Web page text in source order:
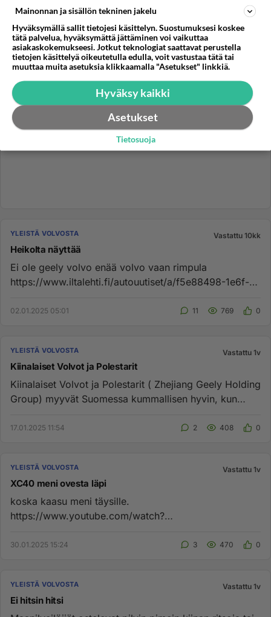
YLEISTÄ VOLVOSTA Vastattu 10kk
Heikolta näyttää
Ei ole geely volvo enää volvo vaan rimpula
https://www.iltalehti.fi/autouutiset/a/f5e88498-1e6f-
02.01.2025 05:01 11 769 0
YLEISTÄ VOLVOSTA Vastattu 1v
Kiinalaiset Volvot ja Polestarit
Kiinalaiset Volvot ja Polestarit ( Zhejiang Geely Holding
Group) myyvät Suomessa kummallisen hyvin, kun
17.01.2025 11:54 2 408 0
YLEISTÄ VOLVOSTA Vastattu 1v
XC40 meni ovesta läpi
koska kaasu meni täysille.
https://www.youtube.com/watch?
https://www.youtu...
30.01.2025 15:24 3 470 0
YLEISTÄ VOLVOSTA Vastattu 1v
Ei hitsin hitsi
Mainonnan ja sisällön tekninen jakelu
Hyväksymällä sallit tietojesi käsittelyn. Suostumuksesi koskee
tätä palvelua, hyväksymättä jättäminen voi vaikuttaa
asiakaskokemukseesi. Jotkut teknologiat saattavat perustella
tietojen käsittelyä oikeutetulla edulla, voit vastustaa tätä tai
muuttaa muita asetuksia klikkaamalla "Asetukset" linkkiä.
Hyväksy kaikki
Asetukset
Tietosuoja